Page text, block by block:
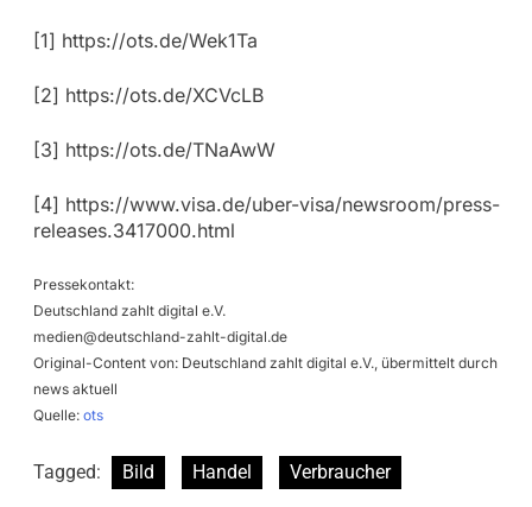
[1] https://ots.de/Wek1Ta
[2] https://ots.de/XCVcLB
[3] https://ots.de/TNaAwW
[4] https://www.visa.de/uber-visa/newsroom/press-
releases.3417000.html
Pressekontakt:
Deutschland zahlt digital e.V.
medien@deutschland-zahlt-digital.de
Original-Content von: Deutschland zahlt digital e.V., übermittelt durch
news aktuell
Quelle: ots
Tagged: Bild Handel Verbraucher